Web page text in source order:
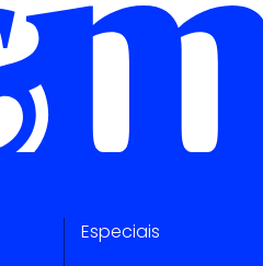
Especiais